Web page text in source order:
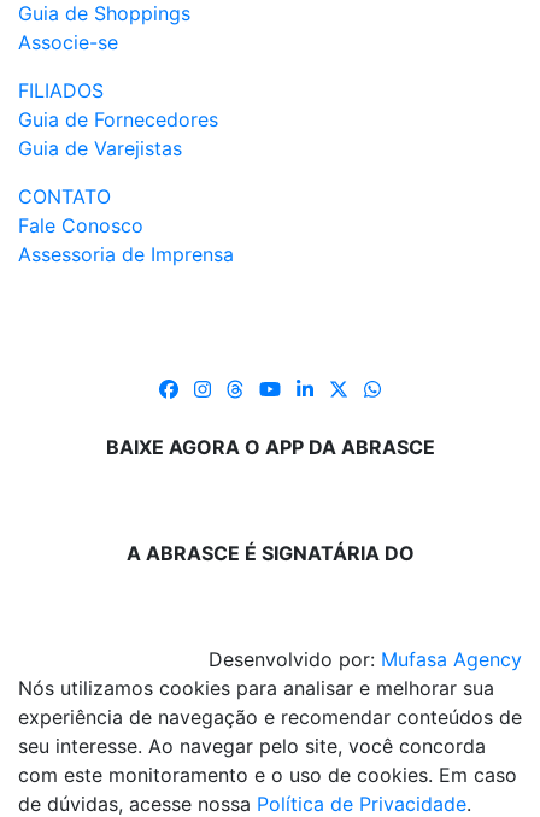
Guia de Shoppings
Associe-se
FILIADOS
Guia de Fornecedores
Guia de Varejistas
CONTATO
Fale Conosco
Assessoria de Imprensa
BAIXE AGORA O APP DA ABRASCE
A ABRASCE É SIGNATÁRIA DO
Desenvolvido por: Mufasa Agency
Nós utilizamos cookies para analisar e melhorar sua
experiência de navegação e recomendar conteúdos de
seu interesse. Ao navegar pelo site, você concorda
com este monitoramento e o uso de cookies. Em caso
de dúvidas, acesse nossa Política de Privacidade.